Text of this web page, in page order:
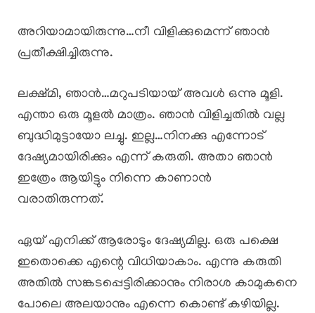
അറിയാമായിരുന്നു…നീ വിളിക്കുമെന്ന് ഞാൻ
പ്രതീക്ഷിച്ചിരുന്നു.
ലക്ഷ്മി, ഞാൻ…മറുപടിയായ് അവൾ ഒന്നു മൂളി.
എന്താ ഒരു മൂളൽ മാത്രം. ഞാൻ വിളിച്ചതിൽ വല്ല
ബുദ്ധിമുട്ടായോ ലച്ചു. ഇല്ല…നിനക്കു എന്നോട്
ദേഷ്യമായിരിക്കും എന്ന് കരുതി. അതാ ഞാൻ
ഇത്രേം ആയിട്ടും നിന്നെ കാണാൻ
വരാതിരുന്നത്.
ഏയ് എനിക്ക് ആരോടും ദേഷ്യമില്ല. ഒരു പക്ഷെ
ഇതൊക്കെ എന്റെ വിധിയാകാം. എന്നു കരുതി
അതിൽ സങ്കടപ്പെട്ടിരിക്കാനും നിരാശ കാമുകനെ
പോലെ അലയാനും എന്നെ കൊണ്ട് കഴിയില്ല.